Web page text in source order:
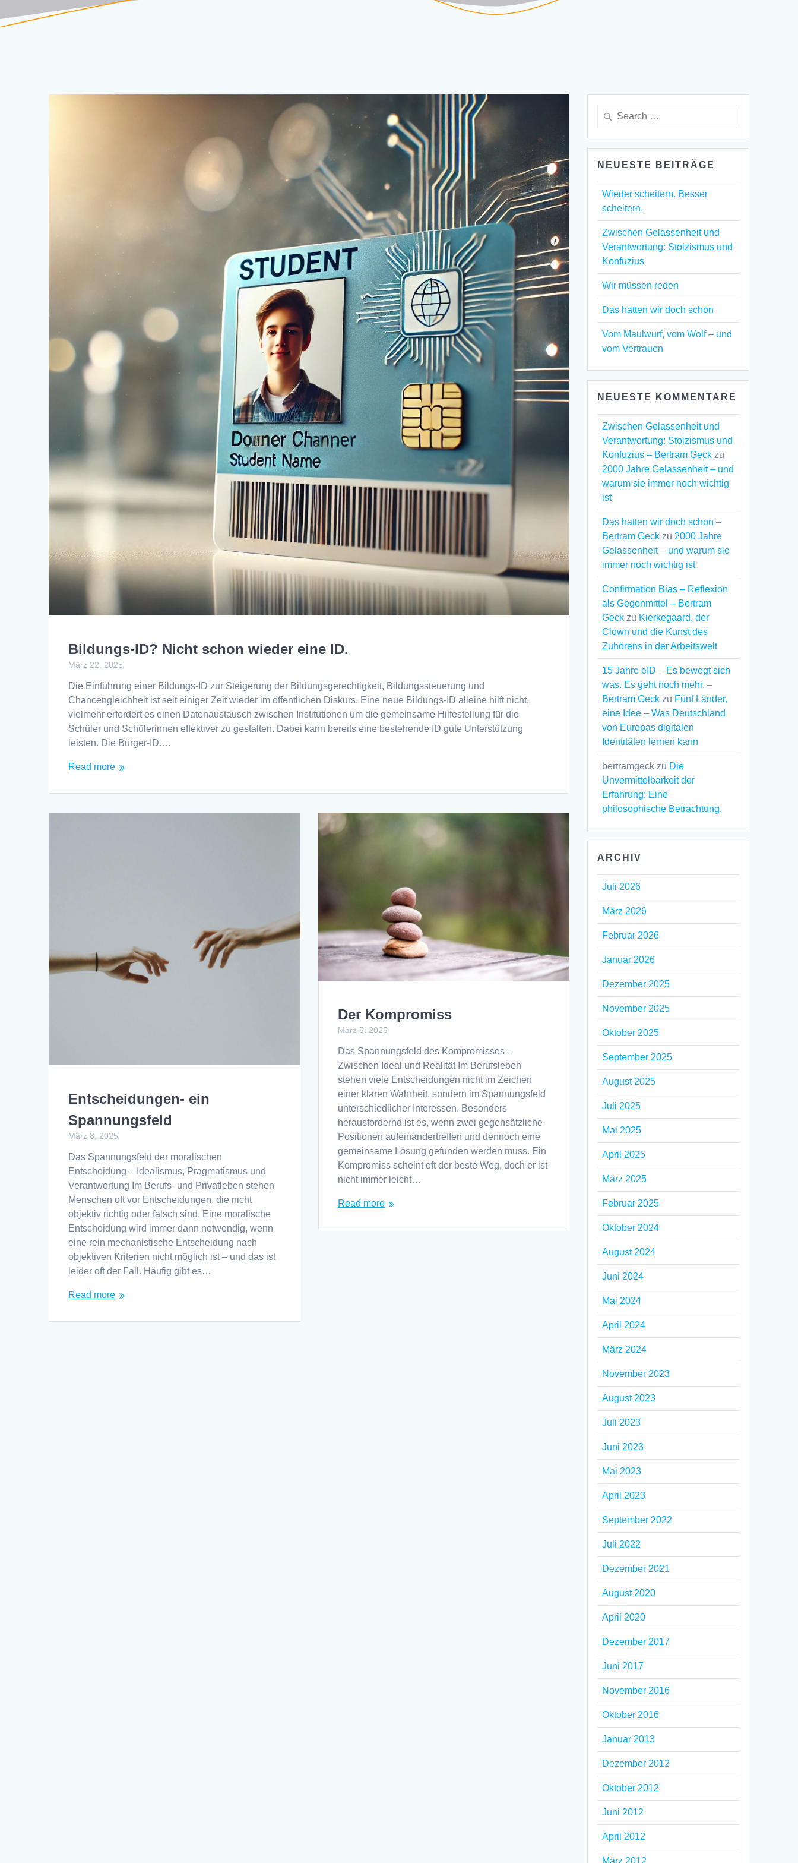
Bildungs-ID? Nicht schon wieder eine ID.
März 22, 2025
Die Einführung einer Bildungs-ID zur Steigerung der Bildungsgerechtigkeit, Bildungssteuerung und
Chancengleichheit ist seit einiger Zeit wieder im öffentlichen Diskurs. Eine neue Bildungs-ID alleine hilft nicht,
vielmehr erfordert es einen Datenaustausch zwischen Institutionen um die gemeinsame Hilfestellung für die
Schüler und Schülerinnen effektiver zu gestalten. Dabei kann bereits eine bestehende ID gute Unterstützung
leisten. Die Bürger-ID.…
Read more
Entscheidungen- ein
Spannungsfeld
März 8, 2025
Das Spannungsfeld der moralischen
Entscheidung – Idealismus, Pragmatismus und
Verantwortung Im Berufs- und Privatleben stehen
Menschen oft vor Entscheidungen, die nicht
objektiv richtig oder falsch sind. Eine moralische
Entscheidung wird immer dann notwendig, wenn
eine rein mechanistische Entscheidung nach
objektiven Kriterien nicht möglich ist – und das ist
leider oft der Fall. Häufig gibt es…
Read more
Der Kompromiss
März 5, 2025
Das Spannungsfeld des Kompromisses –
Zwischen Ideal und Realität Im Berufsleben
stehen viele Entscheidungen nicht im Zeichen
einer klaren Wahrheit, sondern im Spannungsfeld
unterschiedlicher Interessen. Besonders
herausfordernd ist es, wenn zwei gegensätzliche
Positionen aufeinandertreffen und dennoch eine
gemeinsame Lösung gefunden werden muss. Ein
Kompromiss scheint oft der beste Weg, doch er ist
nicht immer leicht…
Read more
Search
NEUESTE BEITRÄGE
Wieder scheitern. Besser
scheitern.
Zwischen Gelassenheit und
Verantwortung: Stoizismus und
Konfuzius
Wir müssen reden
Das hatten wir doch schon
Vom Maulwurf, vom Wolf – und
vom Vertrauen
NEUESTE KOMMENTARE
Zwischen Gelassenheit und
Verantwortung: Stoizismus und
Konfuzius – Bertram Geck zu
2000 Jahre Gelassenheit – und
warum sie immer noch wichtig
ist
Das hatten wir doch schon –
Bertram Geck zu 2000 Jahre
Gelassenheit – und warum sie
immer noch wichtig ist
Confirmation Bias – Reflexion
als Gegenmittel – Bertram
Geck zu Kierkegaard, der
Clown und die Kunst des
Zuhörens in der Arbeitswelt
15 Jahre eID – Es bewegt sich
was. Es geht noch mehr. –
Bertram Geck zu Fünf Länder,
eine Idee – Was Deutschland
von Europas digitalen
Identitäten lernen kann
bertramgeck zu Die
Unvermittelbarkeit der
Erfahrung: Eine
philosophische Betrachtung.
ARCHIV
Juli 2026
März 2026
Februar 2026
Januar 2026
Dezember 2025
November 2025
Oktober 2025
September 2025
August 2025
Juli 2025
Mai 2025
April 2025
März 2025
Februar 2025
Oktober 2024
August 2024
Juni 2024
Mai 2024
April 2024
März 2024
November 2023
August 2023
Juli 2023
Juni 2023
Mai 2023
April 2023
September 2022
Juli 2022
Dezember 2021
August 2020
April 2020
Dezember 2017
Juni 2017
November 2016
Oktober 2016
Januar 2013
Dezember 2012
Oktober 2012
Juni 2012
April 2012